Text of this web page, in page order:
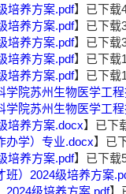
培养方案.pdf】已下载
培养方案.pdf】已下载
培养方案.pdf】已下载
培养方案.pdf】已下载
培养方案.pdf】已下载
学院苏州生物医学工
学院苏州生物医学工
培养方案.docx】已下
办学）专业.docx】已
培养方案.pdf】已下载
班）2024级培养方案
2024级培养方案.pdf】